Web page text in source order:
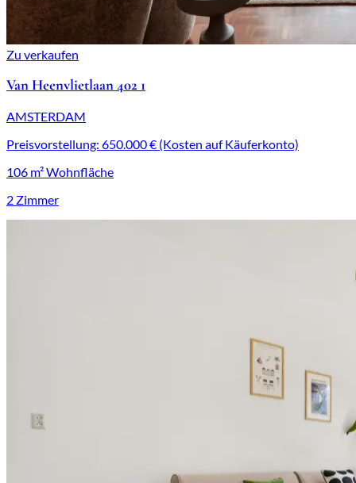
Zu verkaufen
Van Heenvlietlaan 402 1
AMSTERDAM
Preisvorstellung: 650.000 € (Kosten auf Käuferkonto)
106 m² Wohnfläche
2 Zimmer